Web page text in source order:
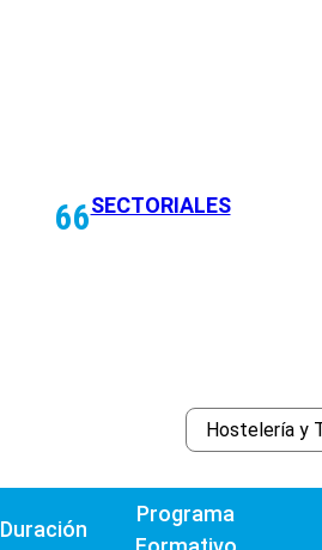
66SECTORIALES
Duración
Programa